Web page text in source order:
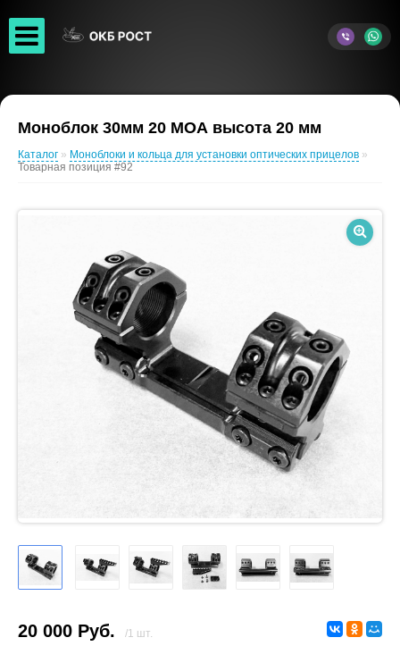
Моноблок 30мм 20 МОА высота 20 мм
Каталог » Моноблоки и кольца для установки оптических прицелов »
Товарная позиция #92
20 000 Руб.
/1 шт.